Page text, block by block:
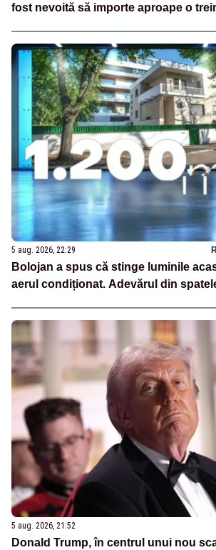
fost nevoită să importe aproape o
5 aug. 2026, 22:29
Bolojan a spus că stinge luminile
aerul condiționat. Adevărul din
5 aug. 2026, 21:52
Donald Trump, în centrul unui nou